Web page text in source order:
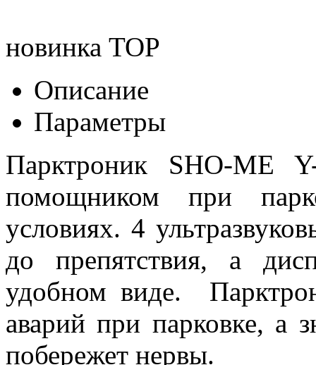
новинка TOP
Описание
Параметры
Парктроник SHO-ME
помощником при
условиях. 4
до препятствия, а
удобном виде.
аварий при парковке, а
побережет нервы.